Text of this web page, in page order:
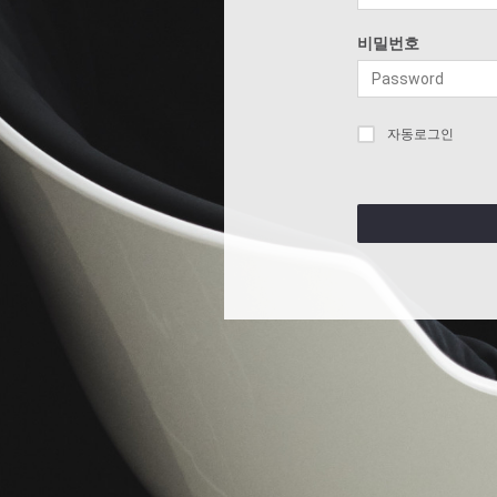
비밀번호
자동로그인